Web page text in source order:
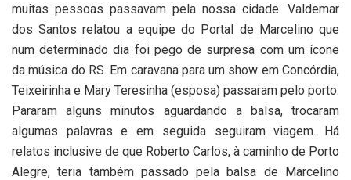
muitas pessoas passavam pela nossa cidade. Valdemar
dos Santos relatou a equipe do Portal de Marcelino que
num determinado dia foi pego de surpresa com um ícone
da música do RS. Em caravana para um show em Concórdia,
Teixeirinha e Mary Teresinha (esposa) passaram pelo porto.
Pararam alguns minutos aguardando a balsa, trocaram
algumas palavras e em seguida seguiram viagem. Há
relatos inclusive de que Roberto Carlos, à caminho de Porto
Alegre, teria também passado pela balsa de Marcelino